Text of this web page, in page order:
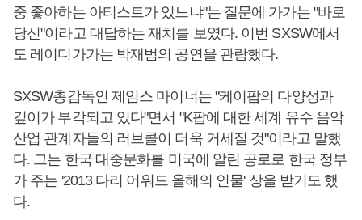
중 좋아하는 아티스트가 있느냐"는 질문에 가가는 "바로
당신"이라고 대답하는 재치를 보였다. 이번 SXSW에서
도 레이디가가는 박재범의 공연을 관람했다.
SXSW총감독인 제임스 마이너는 "케이팝의 다양성과
깊이가 부각되고 있다"면서 "K팝에 대한 세계 유수 음악
산업 관계자들의 러브콜이 더욱 거세질 것"이라고 말했
다. 그는 한국 대중문화를 미국에 알린 공로로 한국 정부
가 주는 '2013 다리 어워드 올해의 인물' 상을 받기도 했
다.